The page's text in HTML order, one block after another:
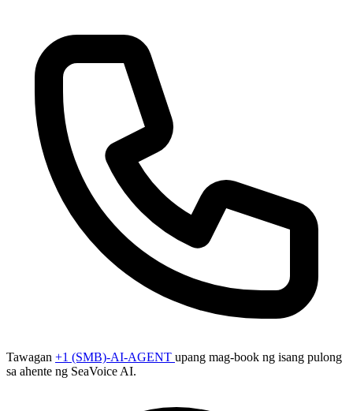
Tawagan +1 (SMB)-AI-AGENT upang mag-book ng isang pulong
sa ahente ng SeaVoice AI.